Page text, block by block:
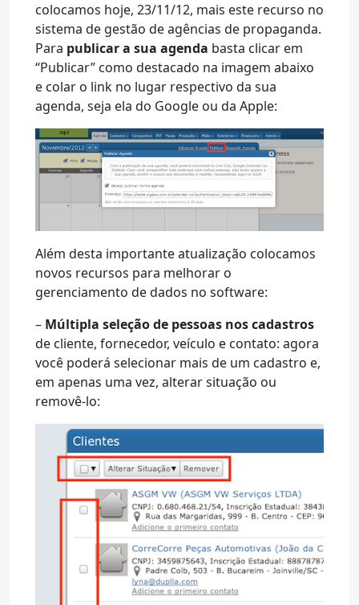
colocamos hoje, 23/11/12, mais este recurso no
sistema de gestão de agências de propaganda.
Para publicar a sua agenda basta clicar em
“Publicar” como destacado na imagem abaixo
e colar o link no lugar respectivo da sua
agenda, seja ela do Google ou da Apple:
Além desta importante atualização colocamos
novos recursos para melhorar o
gerenciamento de dados no software:
– Múltipla seleção de pessoas nos cadastros
de cliente, fornecedor, veículo e contato: agora
você poderá selecionar mais de um cadastro e,
em apenas uma vez, alterar situação ou
removê-lo: